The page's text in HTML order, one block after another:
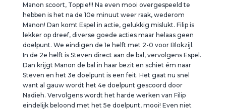
Manon scoort, Toppie!!! Na even mooi overgespeeld te
hebben is het na de 10e minuut weer raak, wederom
Manon! Dan komt Espel in actie, gelukkig mislukt. Filip is
lekker op dreef, diverse goede acties maar helaas geen
doelpunt. We eindigen de 1e helft met 2-0 voor Blokzijl.
In de 2e helft is Steven direct aan de bal, vervolgens Espel.
Dan krijgt Manon de bal in haar bezit en schiet ém naar
Steven en het 3e doelpunt is een feit. Het gaat nu snel
want al gauw wordt het 4e doelpunt gescoord door
Nadieh. Vervolgens wordt het harde werken van Filip
eindelijk beloond met het 5e doelpunt, mooi! Even niet